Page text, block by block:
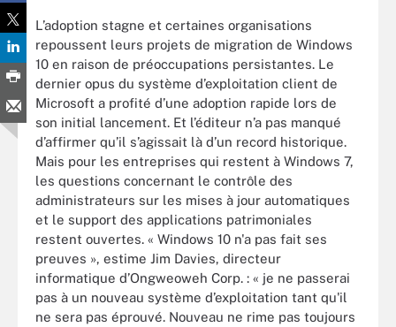
L’adoption stagne et certaines organisations
repoussent leurs projets de migration de Windows
10 en raison de préoccupations persistantes. Le
dernier opus du système d’exploitation client de
Microsoft a profité d’une adoption rapide lors de
son initial lancement. Et l’éditeur n’a pas manqué
d’affirmer qu’il s’agissait là d’un record historique.
Mais pour les entreprises qui restent à Windows 7,
les questions concernant le contrôle des
administrateurs sur les mises à jour automatiques
et le support des applications patrimoniales
restent ouvertes. « Windows 10 n'a pas fait ses
preuves », estime Jim Davies, directeur
informatique d’Ongweoweh Corp. : « je ne passerai
pas à un nouveau système d’exploitation tant qu'il
ne sera pas éprouvé. Nouveau ne rime pas toujours